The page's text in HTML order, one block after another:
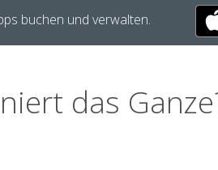
buchen und verwalten.
das